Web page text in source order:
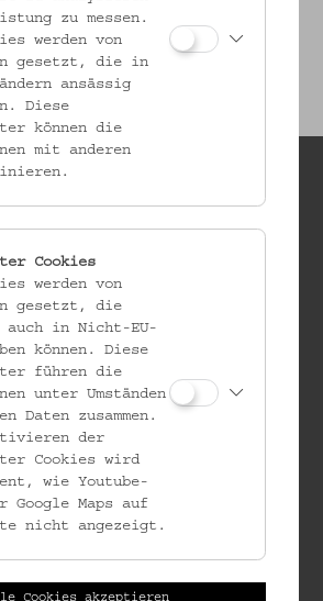
oder +43 1 406 89 05. 26
zu messen.
werden von
gesetzt, die in
ansässig
Diese
können die
mit anderen
Cookies
werden von
gesetzt, die
in Nicht-EU-
können. Diese
führen die
unter Umständen
Daten zusammen.
der
Cookies wird
wie Youtube-
Google Maps auf
nicht angezeigt.
Cookies akzeptieren